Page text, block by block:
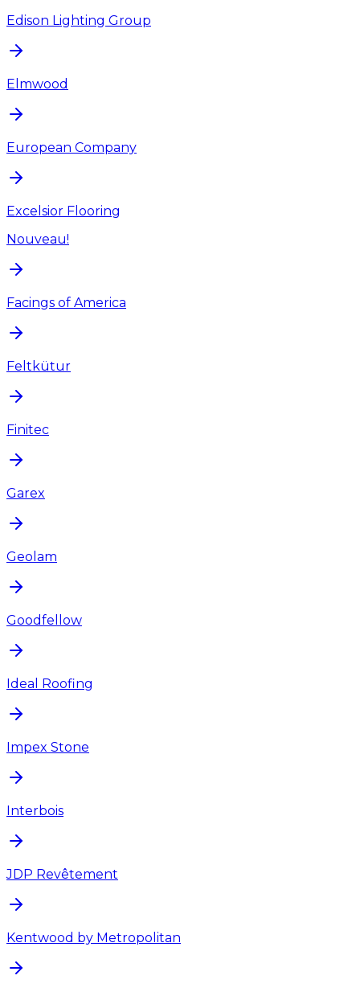
Edison Lighting Group
Elmwood
European Company
Excelsior Flooring
Nouveau!
Facings of America
Feltkütur
Finitec
Garex
Geolam
Goodfellow
Ideal Roofing
Impex Stone
Interbois
JDP Revêtement
Kentwood by Metropolitan